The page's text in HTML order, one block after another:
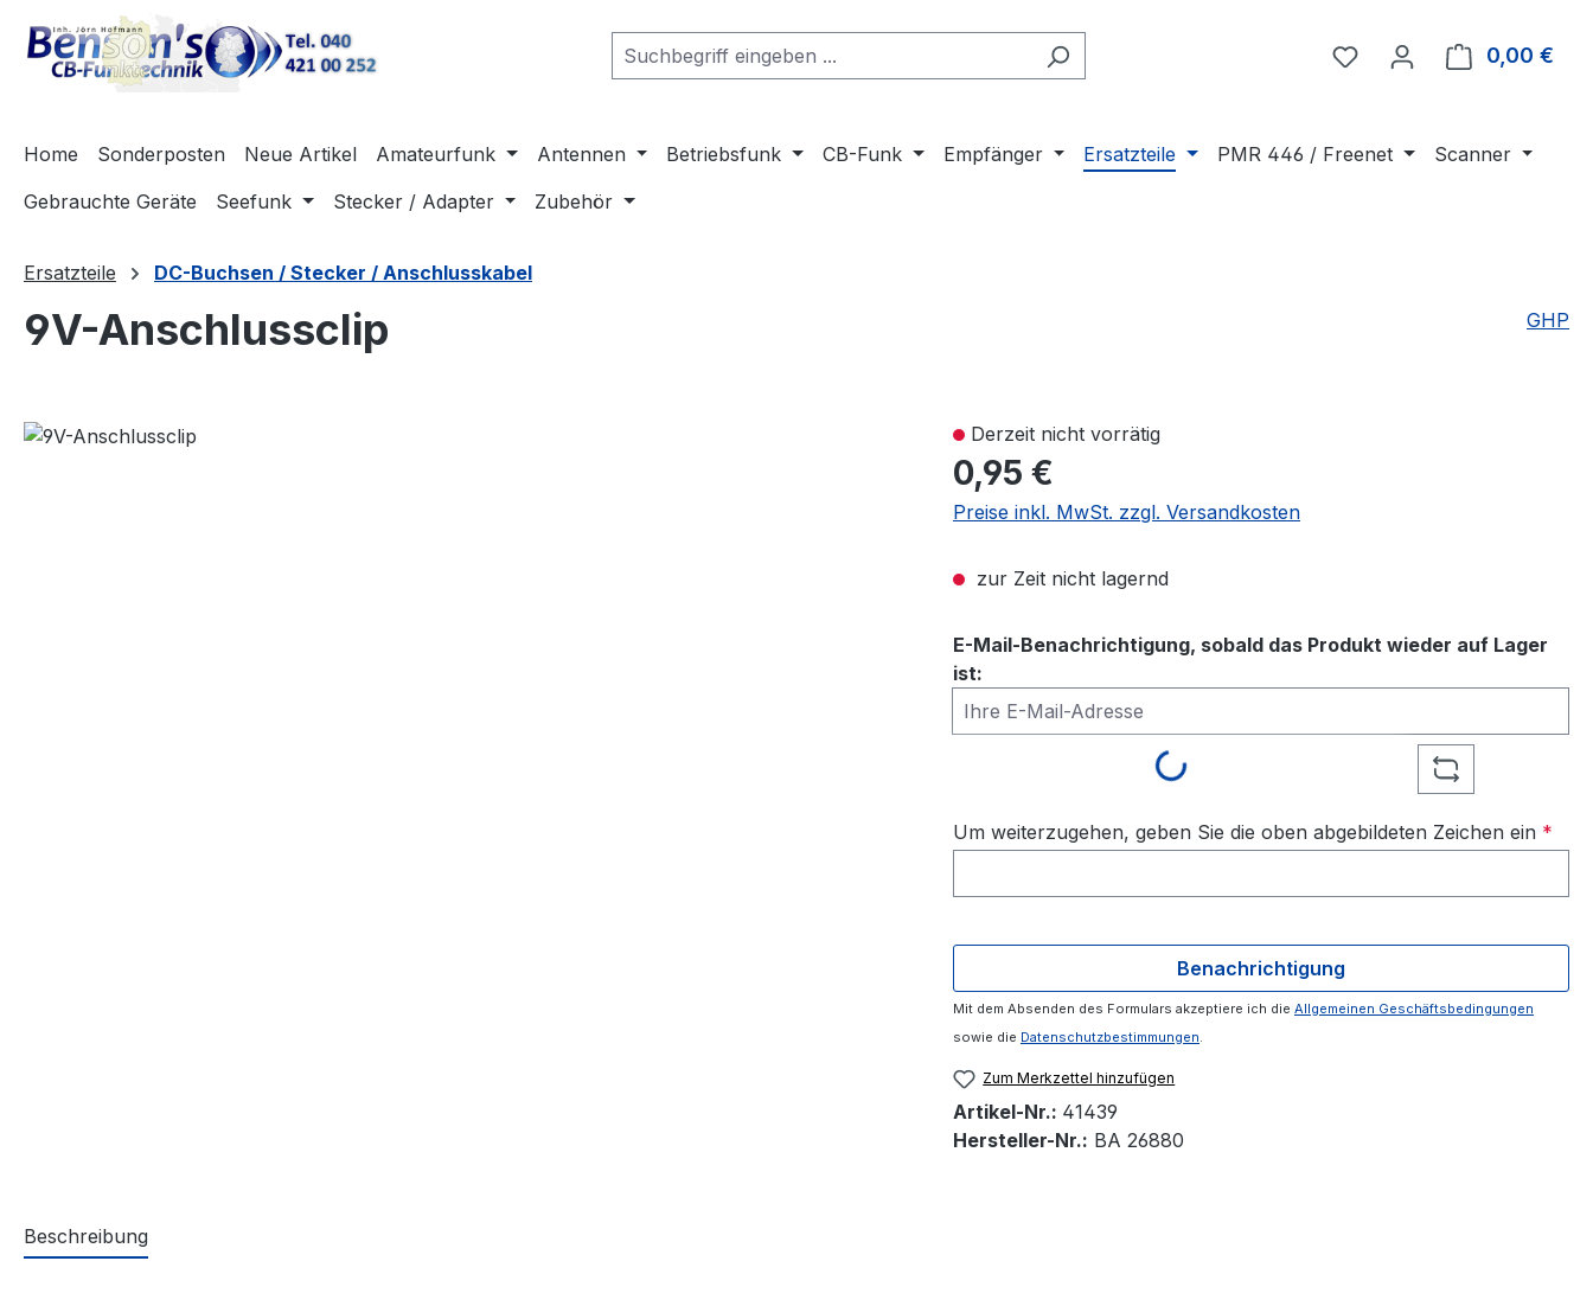
Hauptinhalt springen
Zur Suche springen
Zur Hauptnavigation springen
Du hast 0 Produkte auf
0,00 €
Home Sonderposten Neue Artikel Amateurfunk Antennen Betriebsfunk CB-Funk Empfänger Ersatzteile PMR 446 / Freenet
Scanner
Gebrauchte Geräte
Seefunk Stecker / Adapter Zubehör
Ersatzteile DC-Buchsen / Stecker / Anschlusskabel
9V-Anschlussclip GHP
Bildergalerie überspringen Derzeit nicht vorrätig
0,95 €
Preise inkl. MwSt. zzgl. Versandkosten
zur Zeit nicht lagernd
E-Mail-Benachrichtigung, sobald das Produkt wieder auf Lager
ist:
Ihre E-Mail-Adresse
Loading...
Um weiterzugehen, geben Sie die oben abgebildeten Zeichen ein *
Benachrichtigung
Mit dem Absenden des Formulars akzeptiere ich die Allgemeinen Geschäftsbedingungen
sowie die Datenschutzbestimmungen.
Zum Merkzettel hinzufügen
Artikel-Nr.: 41439
Hersteller-Nr.: BA 26880
Beschreibung